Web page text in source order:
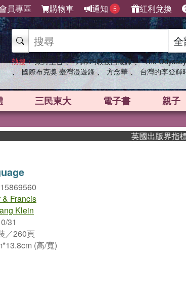
員專區 購物車 通知 5 紅利兌換
熱搜： 東野圭吾 、 高希均教授回憶錄 、 The Odyssey
、 國際布克獎 臺灣漫遊錄 、 方念華 、 台灣的李登輝
三民東大 電子書 親子
英國出版界指標
& Francis
Klein
31
／260頁
(高/寬)